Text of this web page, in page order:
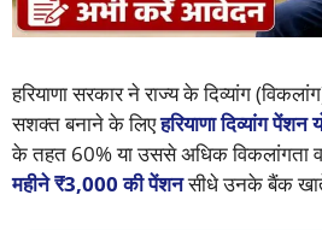
हरियाणा सरकार ने राज्य के दिव्यांग
सशक्त बनाने के लिएहरियाणा दिव्यांग पेंशन
के तहत 60% या उससे अधिक विकलांगता
महीने ₹3,000 की पेंशनसीधे उनके बैंक